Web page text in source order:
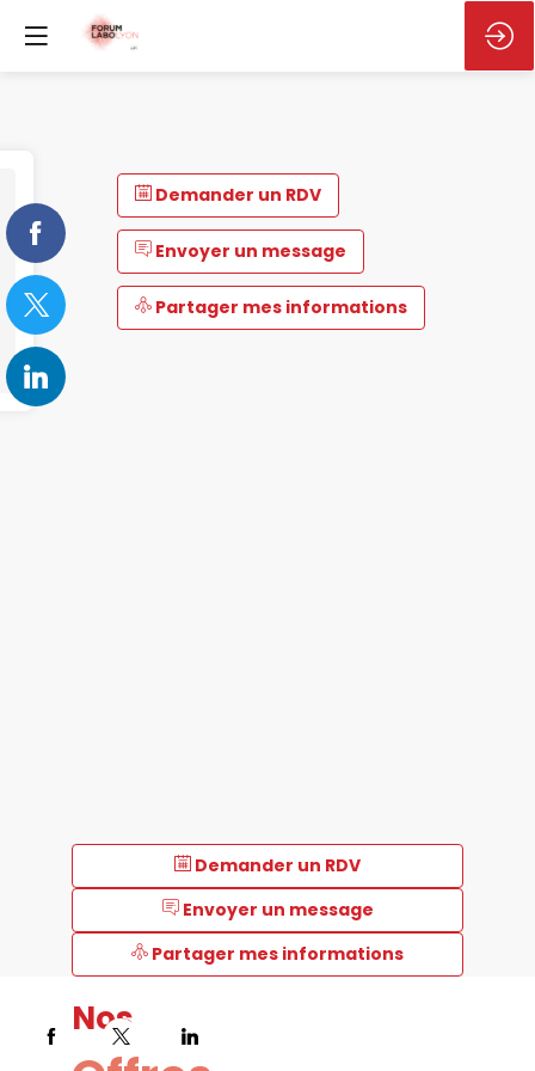
Demander un RDV
Envoyer un message
Partager mes informations
Demander un RDV
Envoyer un message
Partager mes informations
Nos